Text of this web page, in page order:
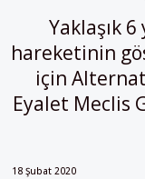
Yaklaşık
hareketinin
için
Eyalet Meclis
18 Şubat 2020